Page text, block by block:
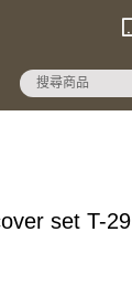
set T-29